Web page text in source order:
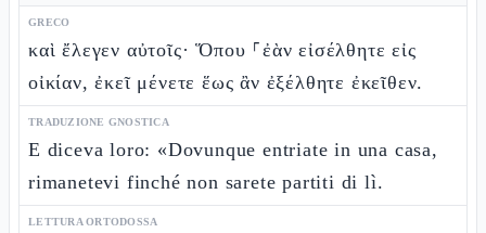
GRECO
καὶ ἔλεγεν αὐτοῖς· Ὅπου ⸀ἐὰν εἰσέλθητε εἰς
οἰκίαν, ἐκεῖ μένετε ἕως ἂν ἐξέλθητε ἐκεῖθεν.
TRADUZIONE GNOSTICA
E diceva loro: «Dovunque entriate in una casa,
rimanetevi finché non sarete partiti di lì.
LETTURA ORTODOSSA